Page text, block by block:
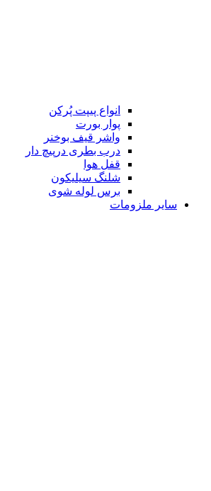
انواع پیپت پُرکن
پوار بورت
واشر قیف بوخنر
درب بطری درپیچ دار
قفل هوا
شلنگ سیلیکون
برس لوله شوی
سایر ملزومات